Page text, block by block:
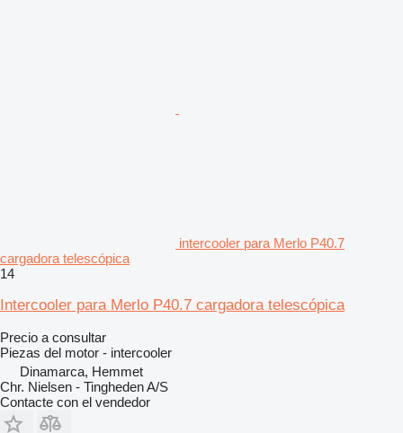
intercooler para Merlo P40.7
cargadora telescópica
14
Intercooler para Merlo P40.7 cargadora telescópica
Precio a consultar
Piezas del motor - intercooler
Dinamarca, Hemmet
Chr. Nielsen - Tingheden A/S
Contacte con el vendedor